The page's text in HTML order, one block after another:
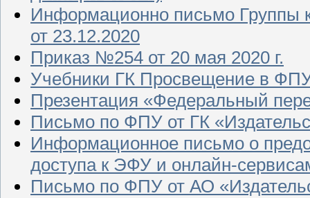
Информационно письмо Группы
от 23.12.2020
Приказ №254 от 20 мая 2020 г.
Учебники ГК Просвещение в
Презентация «Федеральный
Письмо по ФПУ от ГК
Информационное письмо о
доступа к ЭФУ и онлайн-
Письмо по ФПУ от АО